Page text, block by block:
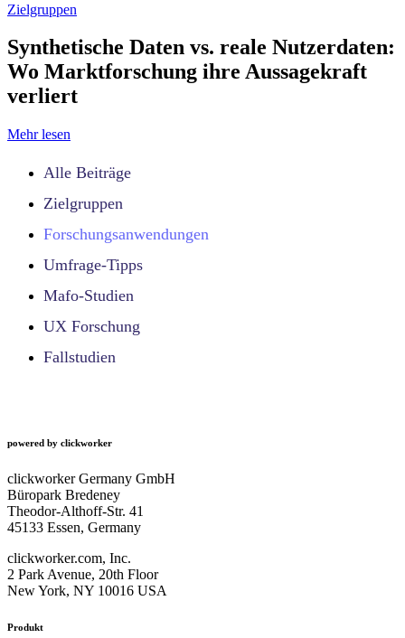
Zielgruppen
Synthetische Daten vs. reale Nutzerdaten:
Wo Marktforschung ihre Aussagekraft
verliert
Mehr lesen
Alle Beiträge
Zielgruppen
Forschungsanwendungen
Umfrage-Tipps
Mafo-Studien
UX Forschung
Fallstudien
powered by clickworker
clickworker Germany GmbH
Büropark Bredeney
Theodor-Althoff-Str. 41
45133 Essen, Germany
clickworker.com, Inc.
2 Park Avenue, 20th Floor
New York, NY 10016 USA
Produkt